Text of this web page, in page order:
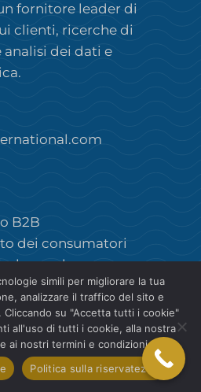
fornitore leader di
clienti, ricerche di
dei dati e
B2B
dei consumatori
bevande
nel settore sanitario
industriale
prodotti per la cura
simili per migliorare la tua
analizzare il traffico del sito e
su "Accetta tutti i cookie"
all'uso di tutti i cookie, alla nostra
ai nostri termini e condizioni.
Politica sulla riservatezza